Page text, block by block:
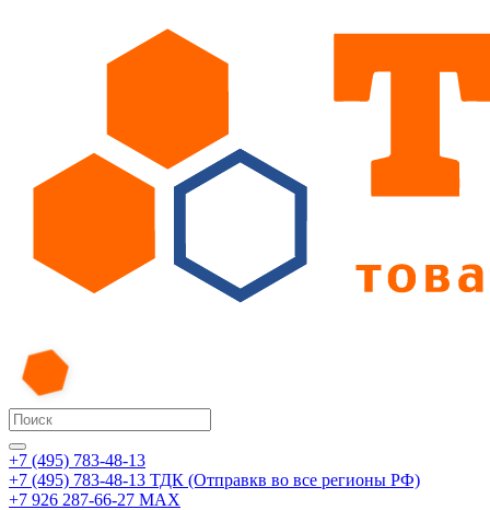
+7 (495) 783-48-13
+7 (495) 783-48-13 ТДК (Отправкв во все регионы РФ)
+7 926 287-66-27 МАХ